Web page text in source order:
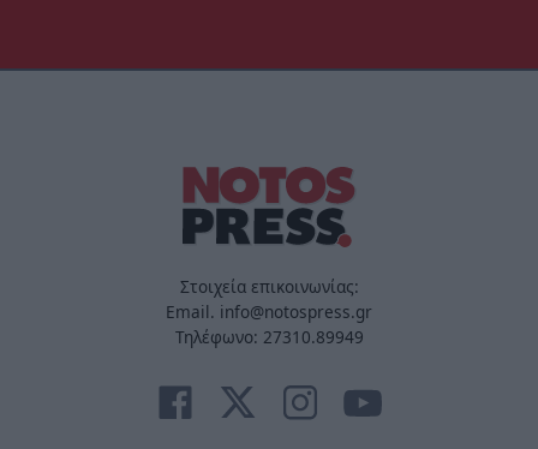
Στοιχεία επικοινωνίας:
Email. info@notospress.gr
Τηλέφωνο: 27310.89949